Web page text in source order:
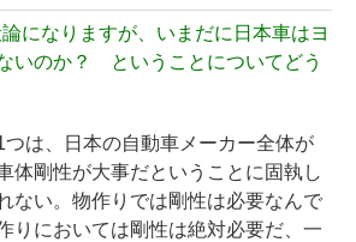
になりますが、いまだに日本車はヨ
いのか？ ということについてどう
つは、日本の自動車メーカー全体が
体剛性が大事だということに固執し
ない。物作りでは剛性は必要なんで
りにおいては剛性は絶対必要だ、一